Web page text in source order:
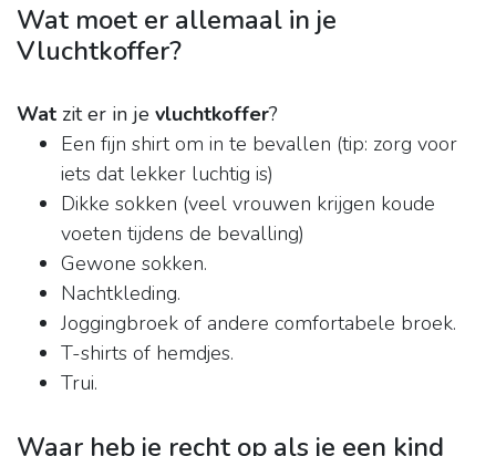
Wat moet er allemaal in je
Vluchtkoffer?
Wat zit er in je vluchtkoffer?
Een fijn shirt om in te bevallen (tip: zorg voor
iets dat lekker luchtig is)
Dikke sokken (veel vrouwen krijgen koude
voeten tijdens de bevalling)
Gewone sokken.
Nachtkleding.
Joggingbroek of andere comfortabele broek.
T-shirts of hemdjes.
Trui.
Waar heb je recht op als je een kind